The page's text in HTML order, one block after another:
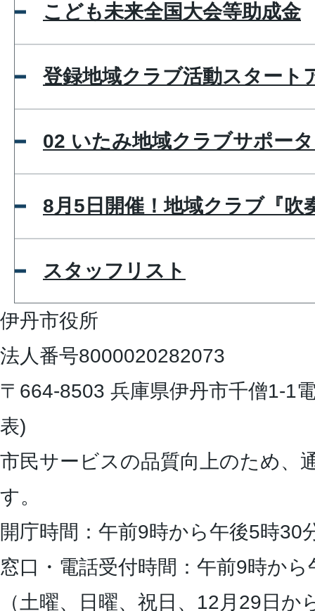
こども未来全国大会等助成金
登録地域クラブ活動スタート
02 いたみ地域クラブサポー
8月5日開催！地域クラブ『吹
スタッフリスト
伊丹市役所
法人番号8000020282073
〒664-8503 兵庫県伊丹市千僧1-1
表)
市民サービスの品質向上のため、
す。
開庁時間：午前9時から午後5時30
窓口・電話受付時間：午前9時か
（土曜、日曜、祝日、12月29日